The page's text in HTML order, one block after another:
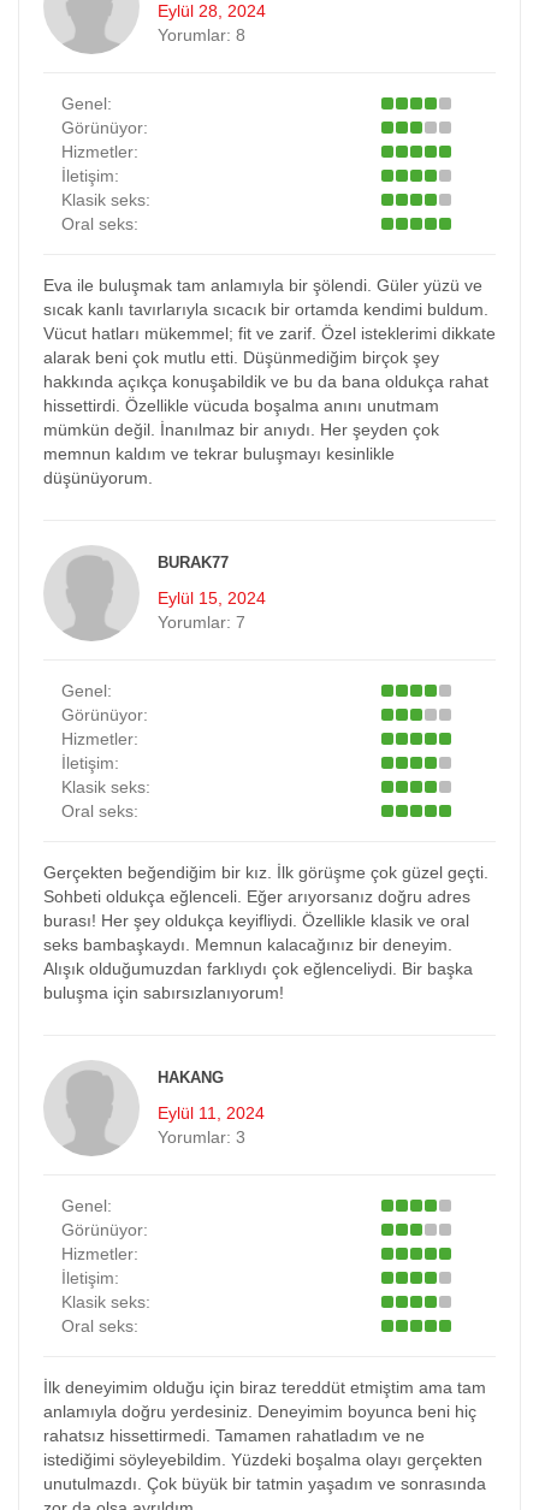
Eylül 28, 2024
Yorumlar: 8
Genel:
Görünüyor:
Hizmetler:
İletişim:
Klasik seks:
Oral seks:
Eva ile buluşmak tam anlamıyla bir şölendi. Güler yüzü ve
sıcak kanlı tavırlarıyla sıcacık bir ortamda kendimi buldum.
Vücut hatları mükemmel; fit ve zarif. Özel isteklerimi dikkate
alarak beni çok mutlu etti. Düşünmediğim birçok şey
hakkında açıkça konuşabildik ve bu da bana oldukça rahat
hissettirdi. Özellikle vücuda boşalma anını unutmam
mümkün değil. İnanılmaz bir anıydı. Her şeyden çok
memnun kaldım ve tekrar buluşmayı kesinlikle
düşünüyorum.
BURAK77
Eylül 15, 2024
Yorumlar: 7
Genel:
Görünüyor:
Hizmetler:
İletişim:
Klasik seks:
Oral seks:
Gerçekten beğendiğim bir kız. İlk görüşme çok güzel geçti.
Sohbeti oldukça eğlenceli. Eğer arıyorsanız doğru adres
burası! Her şey oldukça keyifliydi. Özellikle klasik ve oral
seks bambaşkaydı. Memnun kalacağınız bir deneyim.
Alışık olduğumuzdan farklıydı çok eğlenceliydi. Bir başka
buluşma için sabırsızlanıyorum!
HAKANG
Eylül 11, 2024
Yorumlar: 3
Genel:
Görünüyor:
Hizmetler:
İletişim:
Klasik seks:
Oral seks:
İlk deneyimim olduğu için biraz tereddüt etmiştim ama tam
anlamıyla doğru yerdesiniz. Deneyimim boyunca beni hiç
rahatsız hissettirmedi. Tamamen rahatladım ve ne
istediğimi söyleyebildim. Yüzdeki boşalma olayı gerçekten
unutulmazdı. Çok büyük bir tatmin yaşadım ve sonrasında